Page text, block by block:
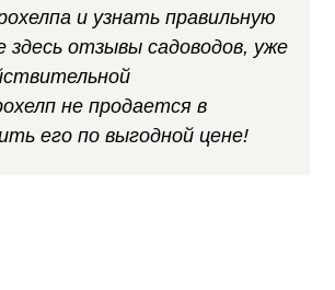
и узнать правильную
отзывы садоводов, уже
не продается в
его по выгодной цене!